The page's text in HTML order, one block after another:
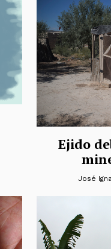
Ejido
José